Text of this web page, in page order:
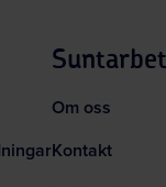
Om oss
Kontakt